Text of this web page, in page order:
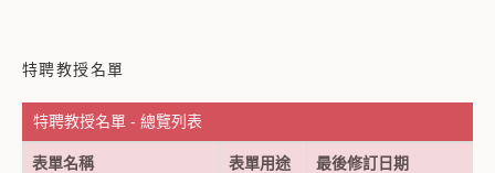
特聘教授名單
特聘教授名單 - 總覽列表
表單名稱 表單用途 最後修訂日期